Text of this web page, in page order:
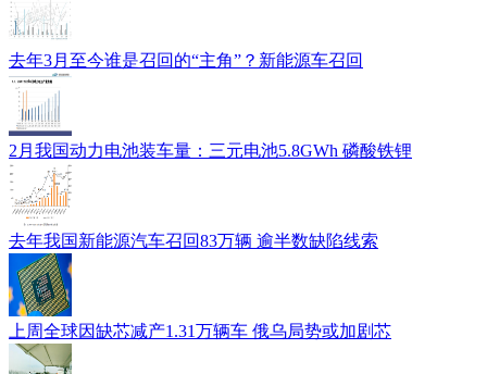
去年3月至今谁是召回的“主角”？新能源车召回
2月我国动力电池装车量：三元电池5.8GWh 磷酸铁锂
去年我国新能源汽车召回83万辆 逾半数缺陷线索
上周全球因缺芯减产1.31万辆车 俄乌局势或加剧芯